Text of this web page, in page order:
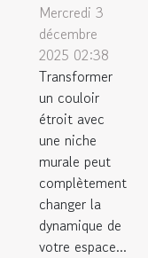
Mercredi 3
décembre
2025 02:38
Transformer
un couloir
étroit avec
une niche
murale peut
complètement
changer la
dynamique de
votre espace...